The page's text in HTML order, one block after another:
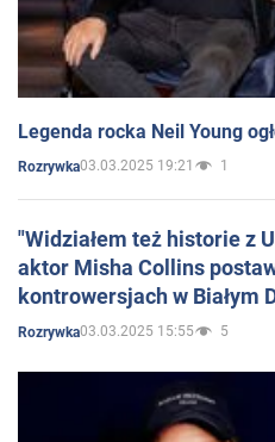
Legenda rocka Neil Young
Rozrywka03.03.2025 19:21 1
"Widziałem też historie z
aktor Misha Collins
kontrowersjach w Białym
Rozrywka03.03.2025 15:55 5